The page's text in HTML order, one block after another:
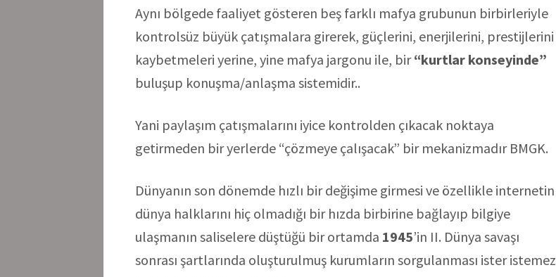
Aynı bölgede faaliyet gösteren beş farklı mafya grubunun birbirleriyle
kontrolsüz büyük çatışmalara girerek, güçlerini, enerjilerini, prestijlerini
kaybetmeleri yerine, yine mafya jargonu ile, bir“kurtlar konseyinde”
buluşup konuşma/anlaşma sistemidir..
Yani paylaşım çatışmalarını iyice kontrolden çıkacak noktaya
getirmeden bir yerlerde “çözmeye çalışacak” bir mekanizmadır BMGK.
Dünyanın son dönemde hızlı bir değişime girmesi ve özellikle internetin
dünya halklarını hiç olmadığı bir hızda birbirine bağlayıp bilgiye
ulaşmanın saliselere düştüğü bir ortamda 1945’in II. Dünya savaşı
sonrası şartlarında oluşturulmuş kurumların sorgulanması ister istemez